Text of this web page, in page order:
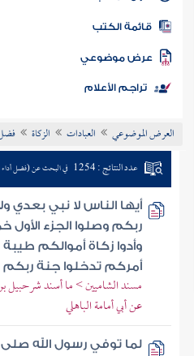
المكتبة
الكتب
موضوعي
تراجم الأعلام
العرض الموضوعي العبادات الزكاة فضل
عدد النتائج : 1254 في البحث عن (فضل أداء
أيها الناس لا نبي بعدي
ربكم وصلوا الجزء
وأدوا زكاة أموالكم
أمركم تدخلوا جنة ربكم
مسند الشاميين > ما أسند
عن أبي أمامة الباهلي
لما توفي رسول الله